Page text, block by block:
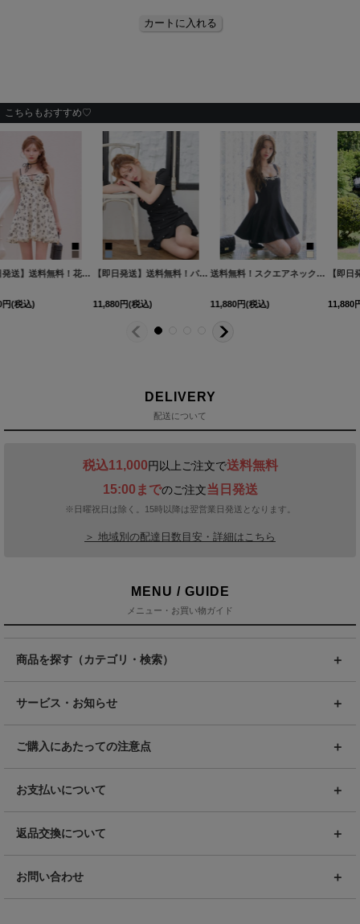
こちらもおすすめ♡
【即日発送】送料無料！花柄/リボン/キャミソール/フレアー/カットアウト/シフォン/ミニドレス/キャバドレス【XS-Lサイズ/2カラー】[OF03]【YN】dzmvSK【一部予約商品/9月上旬-9月中旬発送予定】
12,650円
【即日発送】送料無料！パフスリーブ/半袖/ビジュー/ストレッチ/マーメイド/ミニドレス/キャバドレス【XS-Mサイズ/2カラー】[OF01]【SB】dzwBF
11,880円
送料無料！スクエアネック/キャミソール/ビジュー/フレア/スーツ生地/無地/ミニドレス/キャバドレス【S-Lサイズ/2カラー】[OF03]【YN】dzyyIA
11,880円
DELIVERY
配送について
税込11,000円以上ご注文で送料無料
15:00までのご注文当日発送
※日曜祝日は除く。15時以降は翌営業日発送となります。
＞ 地域別の配達日数目安・詳細はこちら
MENU / GUIDE
メニュー・お買い物ガイド
商品を探す（カテゴリ・検索）
サービス・お知らせ
ご購入にあたっての注意点
お支払いについて
返品交換について
お問い合わせ